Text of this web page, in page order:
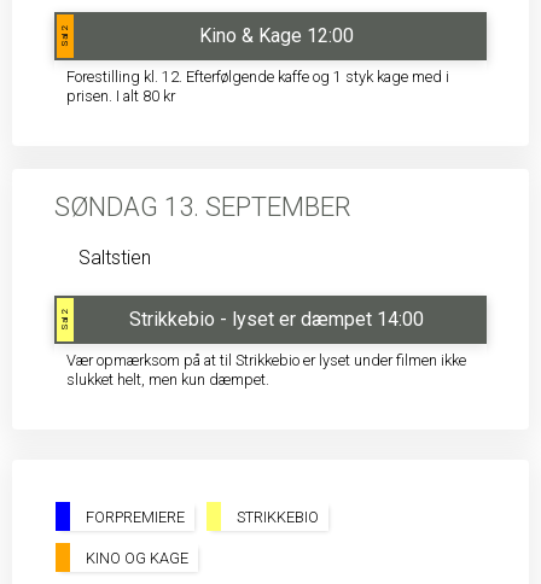
Sal 2 Kino & Kage 12:00
Forestilling kl. 12. Efterfølgende kaffe og 1 styk kage med i
prisen. I alt 80 kr
SØNDAG 13. SEPTEMBER
Saltstien
Sal 2 Strikkebio - lyset er dæmpet 14:00
Vær opmærksom på at til Strikkebio er lyset under filmen ikke
slukket helt, men kun dæmpet.
FORPREMIERE STRIKKEBIO
KINO OG KAGE